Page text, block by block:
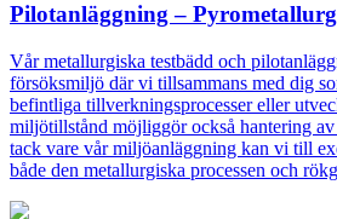
Pilotanläggning –
Vår metallurgiska testbädd och
försöksmiljö där vi tillsammans med dig
befintliga tillverkningsprocesser eller
miljötillstånd möjliggör också hantering
tack vare vår miljöanläggning kan vi till
både den metallurgiska processen och